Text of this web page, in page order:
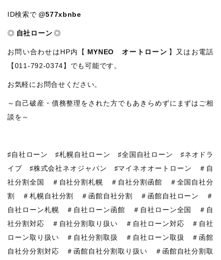
ID検索で @577xbnbe
◎ 自社ローン ◎
お問い合わせはHP内【 MYNEO オートローン 】又はお電話
【011-792-0374】でも可能です。
お気軽にお問合せください。
～自己破産・債務整理をされた方でもあきらめずにまずはご相
談を～
♯自社ローン ♯札幌自社ローン ♯全国自社ローン ♯ネオドラ
イブ ♯株式会社ネオジャパン ♯マイネオオートローン ＃自
社分割全国 ＃自社分割札幌 ＃自社分割函館 ＃全国自社分
割 ＃札幌自社分割 ＃函館自社分割 ＃函館自社ローン ＃
自社ローン札幌 ＃自社ローン函館 ＃自社ローン全国 ＃自
社分割対応 ＃自社分割取り扱い ＃自社ローン対応 ＃自社
ローン取り扱い ＃自社分割取扱 ＃自社ローン取扱 ＃函館
自社分分割対応 ＃函館自社分割取り扱い ＃函館自社分割取